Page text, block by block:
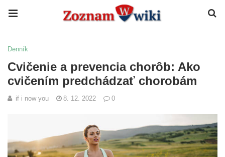
Denník
Cvičenie a prevencia chorôb: Ako
cvičením predchádzať chorobám
if i now you 8. 12. 2022 0